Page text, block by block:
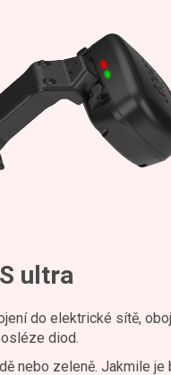
ultra
do elektrické sítě,
diod.
nebo zeleně. Jakmile je